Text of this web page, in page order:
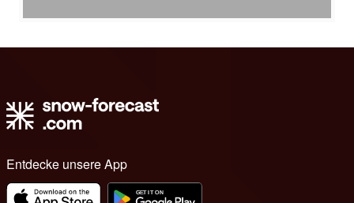
Entdecke unsere App